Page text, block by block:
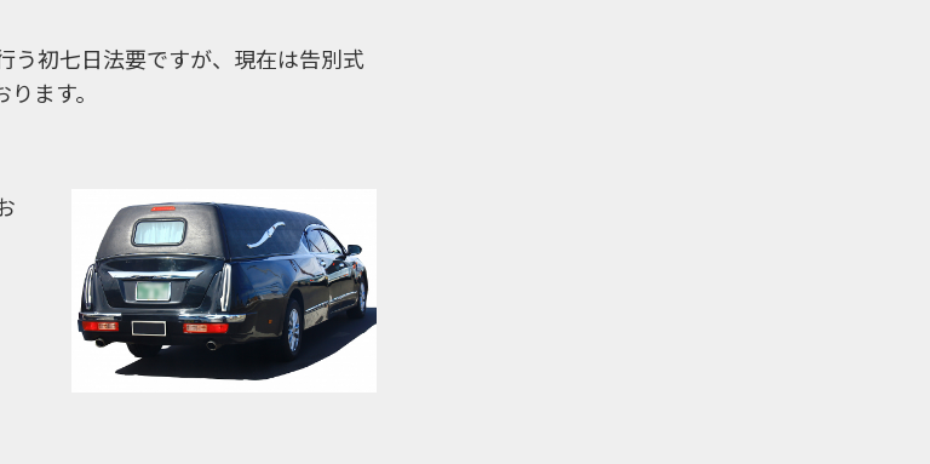
う初七日法要ですが、現在は告別式
ます。